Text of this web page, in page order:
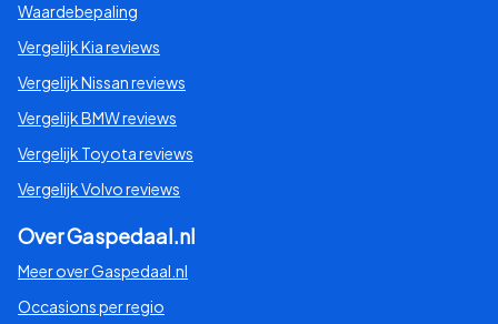
Waardebepaling
Vergelijk Kia reviews
Vergelijk Nissan reviews
Vergelijk BMW reviews
Vergelijk Toyota reviews
Vergelijk Volvo reviews
Over Gaspedaal.nl
Meer over Gaspedaal.nl
Occasions per regio